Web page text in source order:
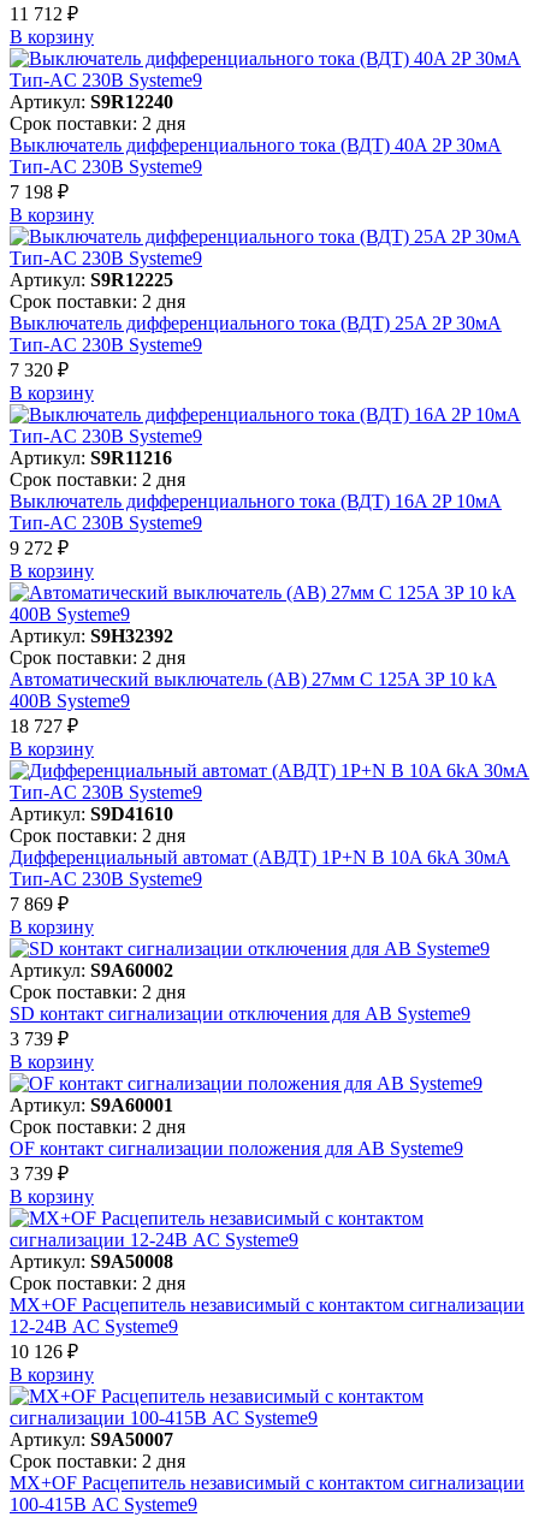
11 712 ₽
В корзинy
Артикул: S9R12240
Срок поставки: 2 дня
Выключатель дифференциального тока (ВДТ) 40A 2P 30мА
Тип-AC 230В Systeme9
7 198 ₽
В корзинy
Артикул: S9R12225
Срок поставки: 2 дня
Выключатель дифференциального тока (ВДТ) 25A 2P 30мА
Тип-AC 230В Systeme9
7 320 ₽
В корзинy
Артикул: S9R11216
Срок поставки: 2 дня
Выключатель дифференциального тока (ВДТ) 16A 2P 10мА
Тип-AC 230В Systeme9
9 272 ₽
В корзинy
Артикул: S9H32392
Срок поставки: 2 дня
Автоматический выключатель (АВ) 27мм C 125A 3P 10 kA
400В Systeme9
18 727 ₽
В корзинy
Артикул: S9D41610
Срок поставки: 2 дня
Дифференциальный автомат (АВДТ) 1P+N B 10A 6kA 30мА
Тип-AC 230В Systeme9
7 869 ₽
В корзинy
Артикул: S9A60002
Срок поставки: 2 дня
SD контакт сигнализации отключения для АВ Systeme9
3 739 ₽
В корзинy
Артикул: S9A60001
Срок поставки: 2 дня
OF контакт сигнализации положения для АВ Systeme9
3 739 ₽
В корзинy
Артикул: S9A50008
Срок поставки: 2 дня
MX+OF Расцепитель независимый с контактом сигнализации
12-24В AC Systeme9
10 126 ₽
В корзинy
Артикул: S9A50007
Срок поставки: 2 дня
MX+OF Расцепитель независимый с контактом сигнализации
100-415В AC Systeme9